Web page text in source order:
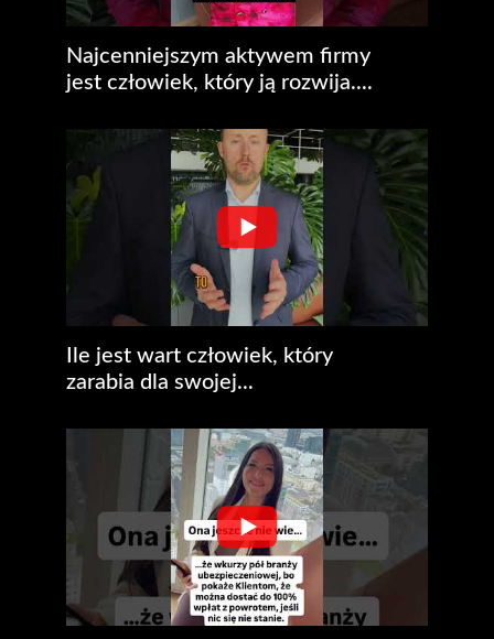
Najcenniejszym aktywem firmy
jest człowiek, który ją rozwija....
Ile jest wart człowiek, który
zarabia dla swojej...